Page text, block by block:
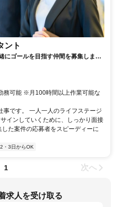
ント
にゴールを目指す仲間を募集しま
務可能 ※月100時間以上作業可能な
事です。 一人一人のライフステージ
インしていくために、しっかり面接
た案件の応募者をスピーディーに
・3日からOK
1 次へ
求人を受け取る